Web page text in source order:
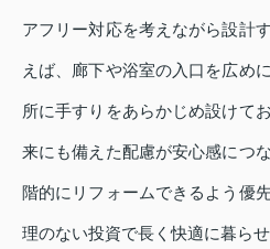
アフリー対応を考えながら設計
えば、廊下や浴室の入口を広め
所に手すりをあらかじめ設けて
来にも備えた配慮が安心感につ
階的にリフォームできるよう優
理のない投資で長く快適に暮らせ